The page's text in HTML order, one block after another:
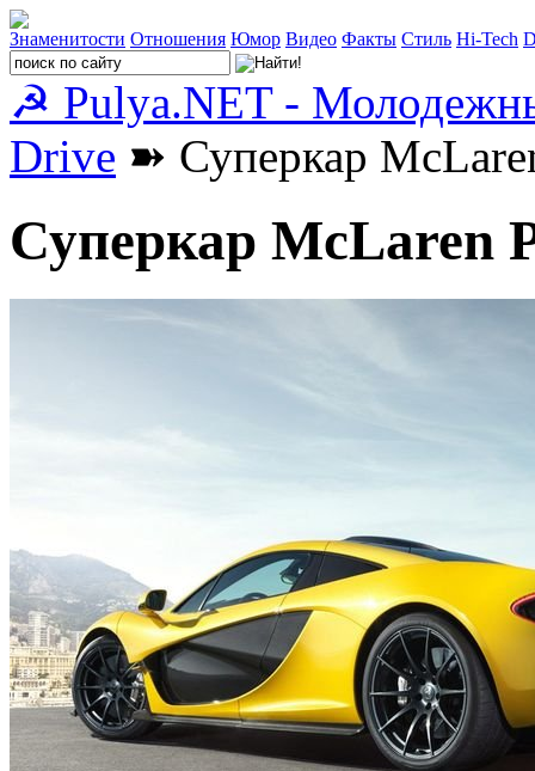
Знаменитости Отношения Юмор Видео Факты Стиль Hi-Tech
☭ Pulya.NET -
Drive ➽ Суперкар
Суперкар McLaren